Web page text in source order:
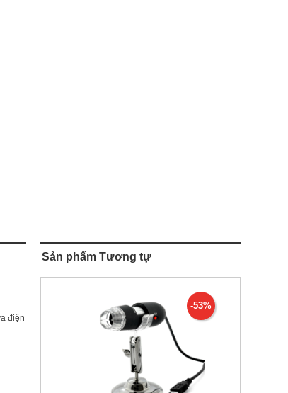
điện
Sản phẩm Tương tự
-53%